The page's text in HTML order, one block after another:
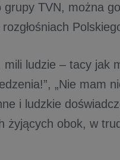
TVN, można
ludzie – tacy jak
„Nie mam
i ludzkie
żyjących obok, w